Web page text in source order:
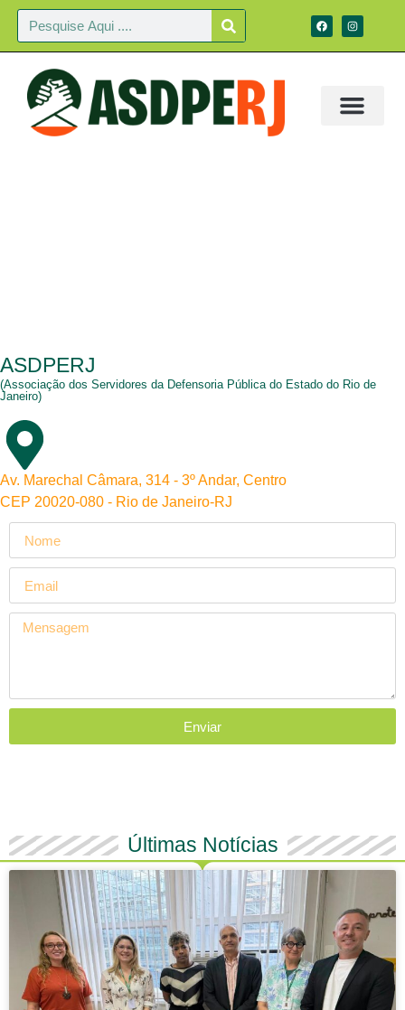
ASDPERJ
(Associação dos Servidores da Defensoria Pública do Estado do Rio de
Janeiro)
Av. Marechal Câmara, 314 - 3º Andar, Centro
CEP 20020-080 - Rio de Janeiro-RJ
Enviar
Últimas Notícias